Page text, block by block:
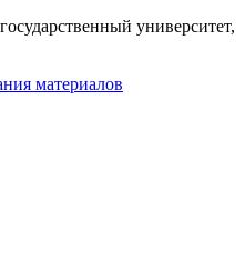
университет,
материалов